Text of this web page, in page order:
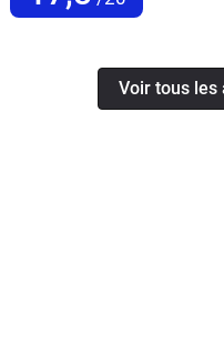
Voir tous les